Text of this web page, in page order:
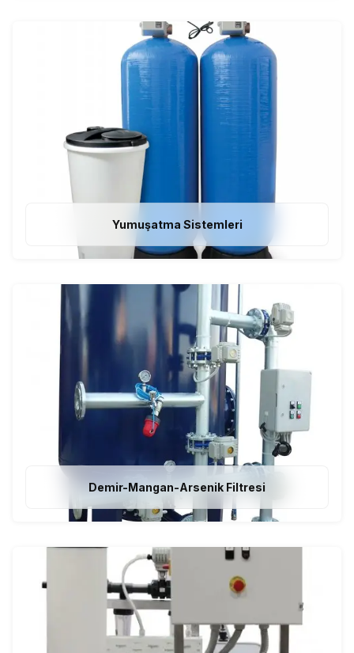
Yumuşatma Sistemleri
Demir-Mangan-Arsenik Filtresi